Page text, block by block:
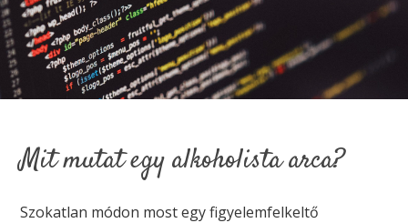
Mit mutat egy alkoholista arca?
Szokatlan módon most egy figyelemfelkeltő